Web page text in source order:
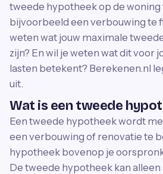
tweede hypotheek op de woning
bijvoorbeeld een verbouwing te
weten wat jouw maximale
zijn? En wil je weten wat dit voor
lasten betekent? Berekenen.nl
uit.
Wat is een tweede
Een tweede hypotheek wordt
een verbouwing of renovatie te
hypotheek bovenop je
De tweede hypotheek kan